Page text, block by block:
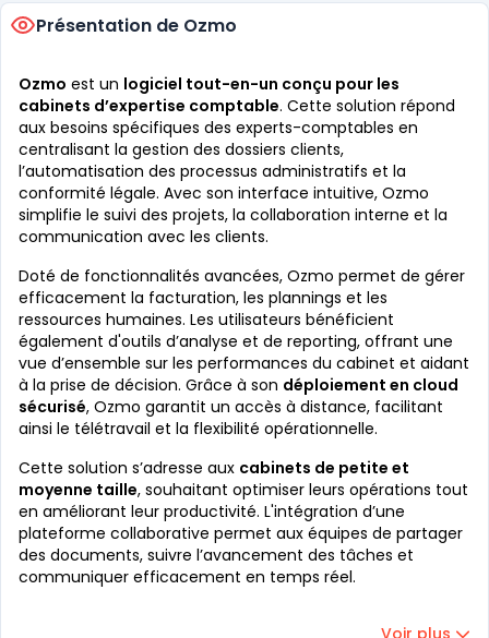
Présentation de Ozmo
Ozmo est un logiciel tout-en-un conçu pour les
cabinets d’expertise comptable. Cette solution répond
aux besoins spécifiques des experts-comptables en
centralisant la gestion des dossiers clients,
l’automatisation des processus administratifs et la
conformité légale. Avec son interface intuitive, Ozmo
simplifie le suivi des projets, la collaboration interne et la
communication avec les clients.
Doté de fonctionnalités avancées, Ozmo permet de gérer
efficacement la facturation, les plannings et les
ressources humaines. Les utilisateurs bénéficient
également d'outils d’analyse et de reporting, offrant une
vue d’ensemble sur les performances du cabinet et aidant
à la prise de décision. Grâce à son déploiement en cloud
sécurisé, Ozmo garantit un accès à distance, facilitant
ainsi le télétravail et la flexibilité opérationnelle.
Cette solution s’adresse aux cabinets de petite et
moyenne taille, souhaitant optimiser leurs opérations tout
en améliorant leur productivité. L'intégration d’une
plateforme collaborative permet aux équipes de partager
des documents, suivre l’avancement des tâches et
communiquer efficacement en temps réel.
Voir plus